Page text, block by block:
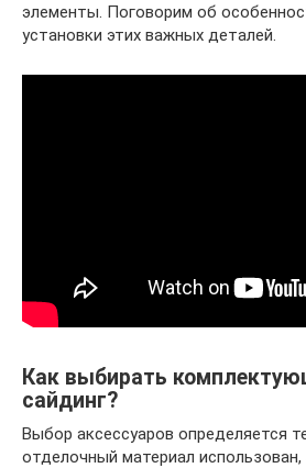
элементы. Поговорим об
установки этих важных деталей.
Как выбирать
сайдинг?
Выбор аксессуаров определяется
отделочный материал